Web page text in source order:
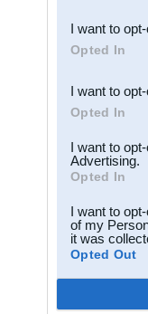
third parties.
I want to
Opted In
I want to
Opted In
I want to
Advertising.
Opted In
I want to
of my
it was
Opted Out